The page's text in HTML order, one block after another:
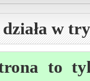
w
to